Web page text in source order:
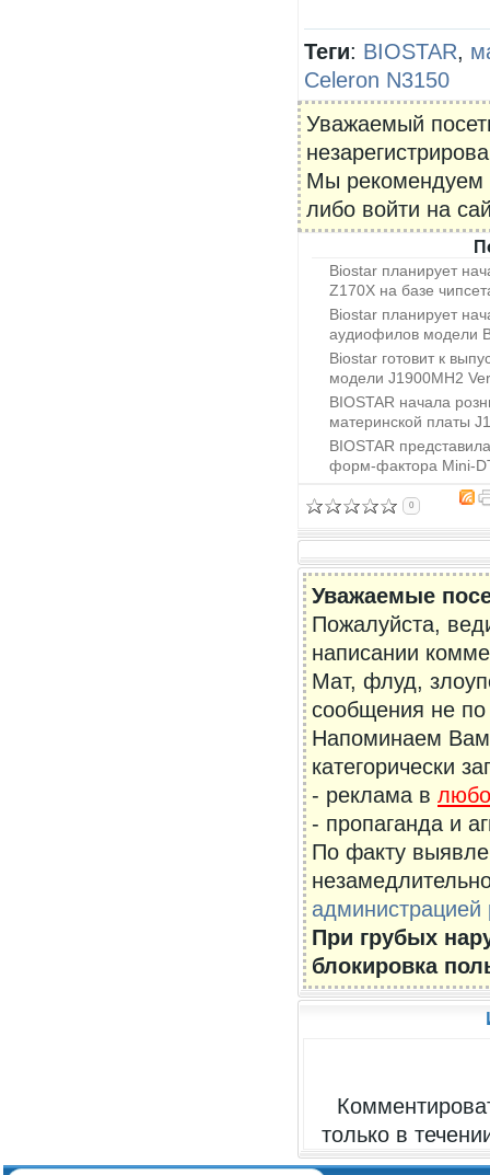
Теги: BIOSTAR,
Celeron N3150
Уважаемый
Мы
либо войти на
Biostar планирует
Z170X на базе
Biostar планирует
аудиофилов модели
Biostar готовит к
модели J1900MH2
BIOSTAR начала
материнской платы
BIOSTAR
форм-фактора Mini-
0
Уважаемые
Пожалуйста,
написании
Мат, флуд,
сообщения не по
Напоминаем
категорически
- реклама в
- пропаганда и
По факту
администрацией
При грубых
блокировка
только в